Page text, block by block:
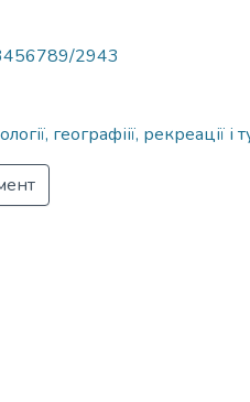
2943
географіії, рекреації і